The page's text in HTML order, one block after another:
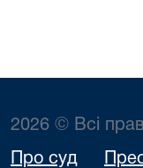
2026 © Всі
Про суд